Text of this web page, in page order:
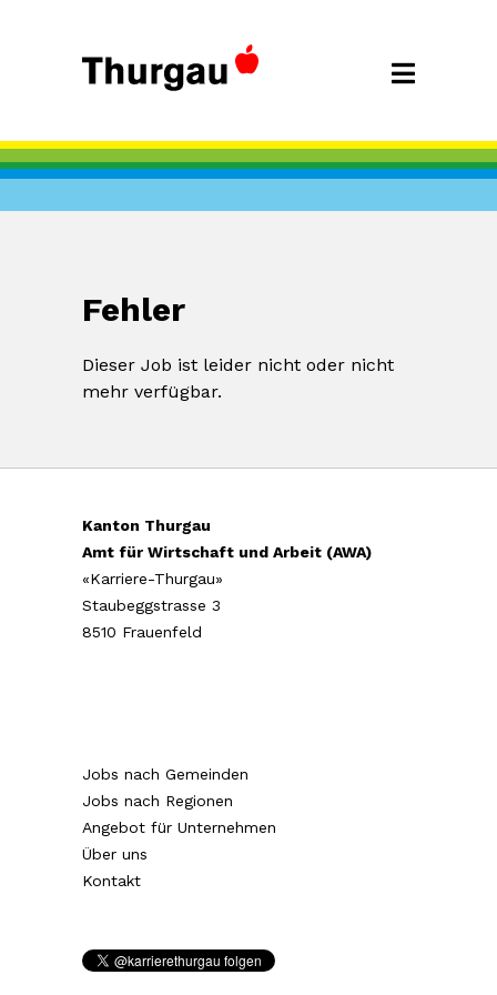
Fehler
Dieser Job ist leider nicht oder nicht
mehr verfügbar.
Kanton Thurgau
Amt für Wirtschaft und Arbeit (AWA)
«Karriere-Thurgau»
Staubeggstrasse 3
8510 Frauenfeld
Jobs nach Gemeinden
Jobs nach Regionen
Angebot für Unternehmen
Über uns
Kontakt